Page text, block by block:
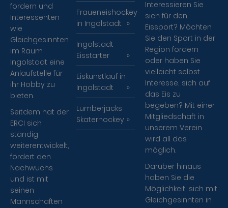
fördern und
Interessenten
wie
Gleichgesinnten
im Raum
Ingolstadt eine
Anlaufstelle für
ihr Hobby zu
bieten.
Seitdem hat der
ERCI sich
ständig
weiterentwickelt,
fördert den
Nachwuchs
und ist mit
seinen
Mannschaften
Fraueneishockey
in Ingolstadt
Ingolstadt
Eisstarter
Eiskunstlauf in
Ingolstadt
Lumberjacks
Skaterhockey
Interessieren Sie
sich für den
Eissport? Möchten
Sie den Sport in der
Region fördern
oder haben Sie
vielleicht selbst
Interesse, sich auf
das Eis zu
begeben? Mit einer
Mitgliedschaft in
unserem Verein
wird all das
möglich.
Darüber hinaus
haben Sie die
Möglichkeit, sich mit
Gleichgesinnten in